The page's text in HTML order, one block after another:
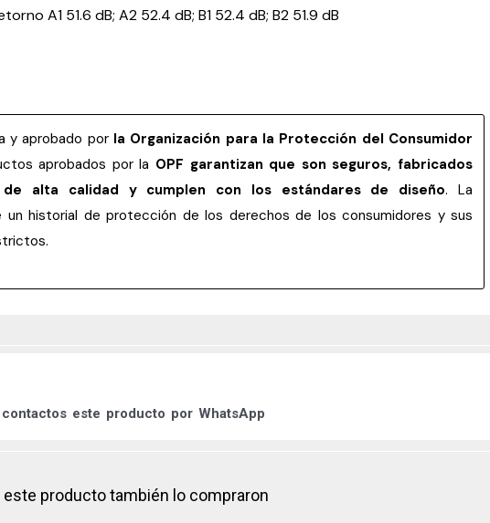
A1 51.6 dB; A2 52.4 dB; B1 52.4 dB; B2 51.9 dB
y aprobado por la Organización para la Protección del Consumidor
aprobados por la OPF garantizan que son seguros, fabricados
de alta calidad y cumplen con los estándares de diseño. La
un historial de protección de los derechos de los consumidores y sus
este producto por WhatsApp
producto también lo compraron